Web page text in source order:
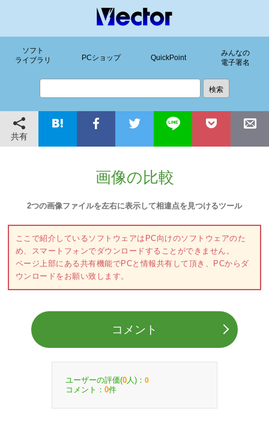
ソフト
ライブラリ
PCショップ QuickPoint
みんなの
電子署名
共有
画像の比較
2つの画像ファイルを左右に表示して相違点を見つけるツール
ここで紹介しているソフトウェアはPC向けのソフトウェアのた
め、スマートフォンでダウンロードすることができません。
ページ上部にある共有機能でPCと情報共有して頂き、PCからダ
ウンロードをお願い致します。
コメント
ユーザーの評価(0 人)： 0
コメント： 0件